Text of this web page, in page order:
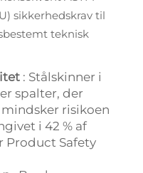
sikkerhedskrav til
teknisk
: Stålskinner i
spalter, der
risikoen
i 42 % af
Product Safety